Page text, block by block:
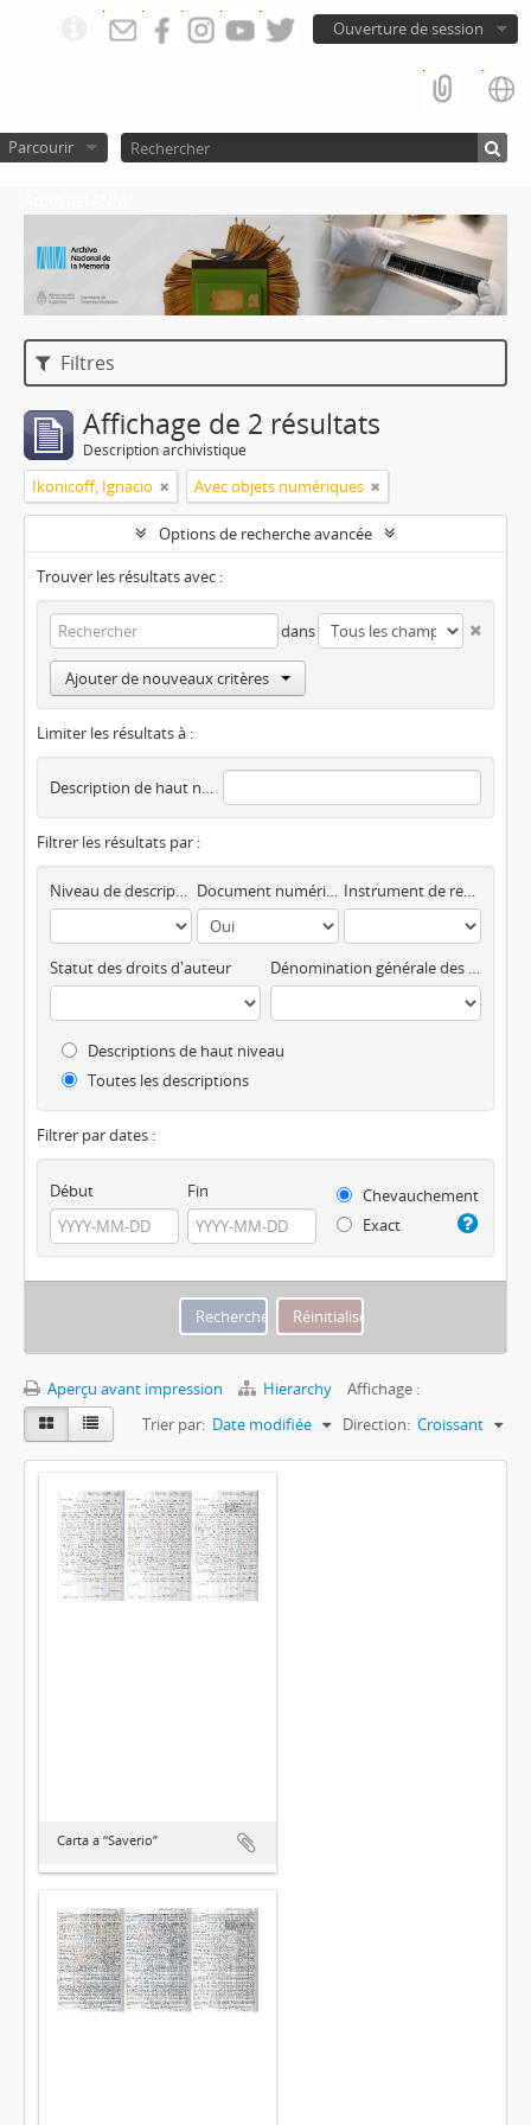
Ouverture de session
Parcourir
Filtres
Affichage de 2 résultats
Description archivistique
Ikonicoff, Ignacio Avec objets numériques
Options de recherche avancée
Trouver les résultats avec :
dans
Ajouter de nouveaux critères
Limiter les résultats à :
Description de haut niveau
Filtrer les résultats par :
Niveau de description Document numérique disponible Instrument de recherche
Statut des droits d'auteur Dénomination générale des documents
Descriptions de haut niveau
Toutes les descriptions
Filtrer par dates :
Début Fin
Chevauchement
Exact
Aperçu avant impression Hierarchy
Affichage :
Trier par: Date modifiée Direction: Croissant
Carta a “Saverio”